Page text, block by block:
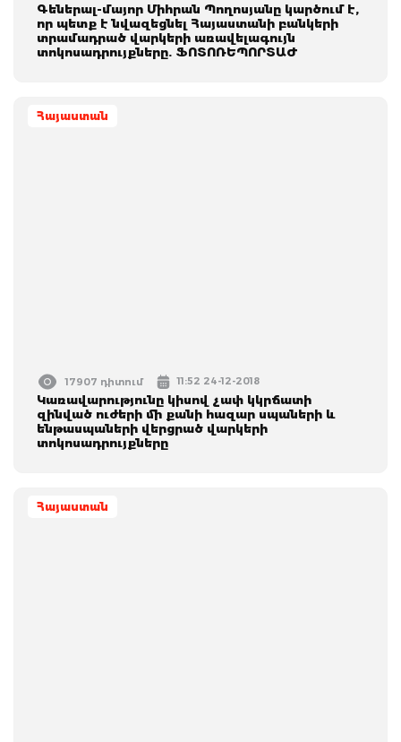
Գեներալ-մայոր Միհրան Պողոսյանը կարծում է,
որ պետք է նվազեցնել Հայաստանի բանկերի
տրամադրած վարկերի առավելագույն
տոկոսադրույքները. ՖՈՏՈՌԵՊՈՐՏԱԺ
Հայաստան
17907 դիտում 11:52 24-12-2018
Կառավարությունը կիսով չափ կկրճատի
զինված ուժերի մի քանի հազար սպաների և
ենթասպաների վերցրած վարկերի
տոկոսադրույքները
Հայաստան